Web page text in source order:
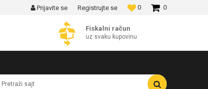
MOGUĆNOST BESPLATNE ISPORUKE! 0
0
Prijavite se Registrujte se
Fiskalni račun
uz svaku kupovinu
Pretraži sajt